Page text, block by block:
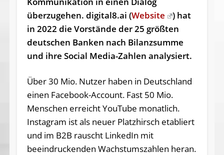
überzugehen. digital8.ai (Website
) hat
in 2022 die Vorstände der 25 größten
deutschen Banken nach Bilanzsumme
und ihre Social Media-Zahlen analysiert.
Über 30 Mio. Nutzer haben in Deutschland
einen Facebook-Account. Fast 50 Mio.
Menschen erreicht YouTube monatlich.
Instagram ist als neuer Platzhirsch etabliert
und im B2B rauscht LinkedIn mit
beeindruckenden Wachstumszahlen heran.